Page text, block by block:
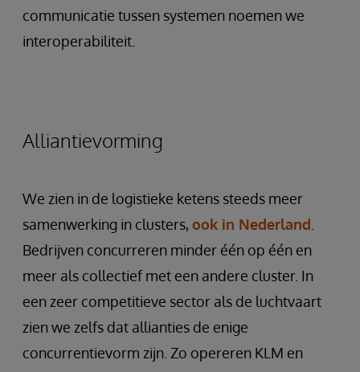
communicatie tussen systemen noemen we
interoperabiliteit.
Alliantievorming
We zien in de logistieke ketens steeds meer
samenwerking in clusters, ook in Nederland
Bedrijven concurreren minder één op één en
meer als collectief met een andere cluster. In
een zeer competitieve sector als de luchtvaart
zien we zelfs dat allianties de enige
concurrentievorm zijn. Zo opereren KLM en